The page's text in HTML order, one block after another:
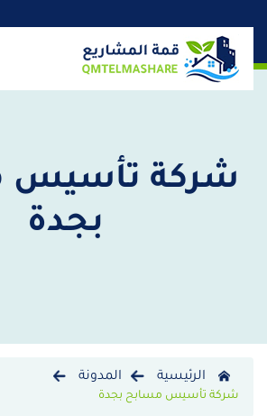
شركة تأسيس
بجدة
الرئيسية المدونة
شركة تأسيس مسابح بجدة